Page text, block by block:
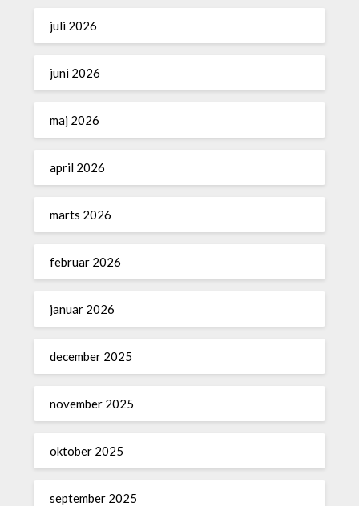
juli 2026
juni 2026
maj 2026
april 2026
marts 2026
februar 2026
januar 2026
december 2025
november 2025
oktober 2025
september 2025